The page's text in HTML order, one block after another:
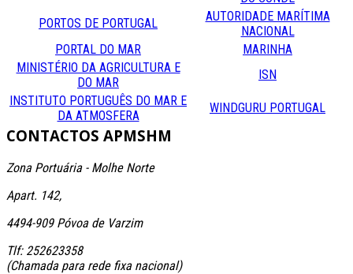
PORTOS DE PORTUGAL
AUTORIDADE MARÍTIMA
NACIONAL
PORTAL DO MAR
MARINHA
MINISTÉRIO DA AGRICULTURA E
DO MAR
ISN
INSTITUTO PORTUGUÊS DO MAR E
DA ATMOSFERA
WINDGURU PORTUGAL
CONTACTOS APMSHM
Zona Portuária - Molhe Norte
Apart. 142,
4494-909 Póvoa de Varzim
Tlf: 252623358
(Chamada para rede fixa nacional)